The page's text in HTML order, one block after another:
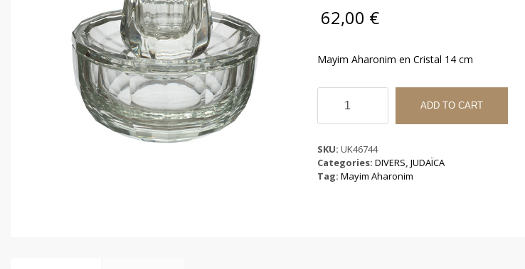
62,00 €
Mayim Aharonim en Cristal 14 cm
Mayim
Aharonim
en
14
cm
quantity
ADD TO CART
SKU: UK46744
Categories: DIVERS, JUDAÏCA
Tag: Mayim Aharonim